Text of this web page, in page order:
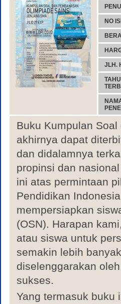
NO
JLH.
Buku Kumpulan
akhirnya dapat
dan didalamnya
propinsi dan
ini atas permintaan
Pendidikan
mempersiapkan
(OSN). Harapan
atau siswa untuk
semakin lebih
diselenggarakan
sukses.
Yang termasuk buku